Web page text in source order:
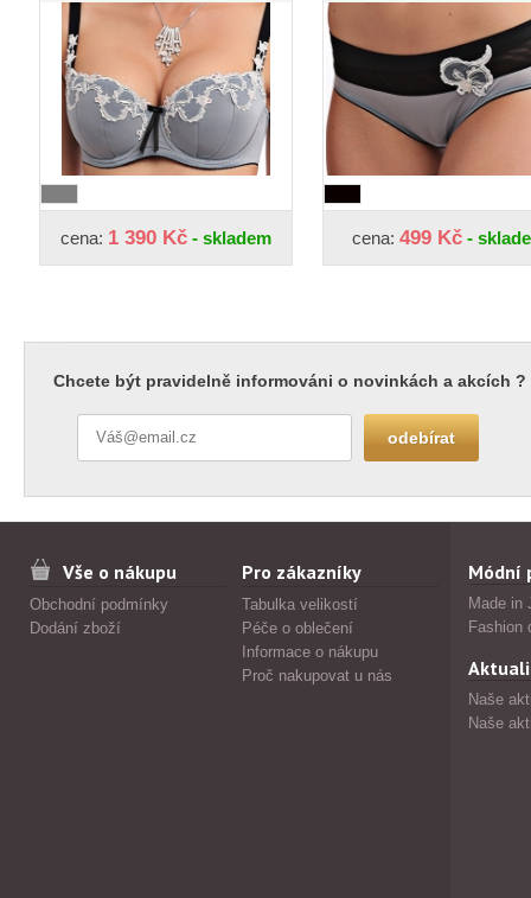
cena: 1 390 Kč - skladem cena: 499 Kč -
Chcete být pravidelně informováni o novinkách a akcích ?
Vše o nákupu
Obchodní podmínky
Dodání zboží
Pro zákazníky
Tabulka velikostí
Péče o oblečení
Informace o nákupu
Proč nakupovat u nás
Módní
Made in
Fashion
Naše
Naše